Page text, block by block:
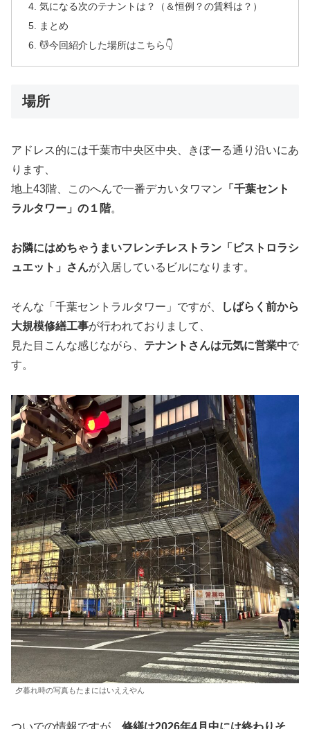
気になる次のテナントは？（＆恒例？の賃料は？）
まとめ
💆今回紹介した場所はこちら👇
場所
アドレス的には千葉市中央区中央、きぼーる通り沿いにあ
ります、
地上43階、このへんで一番デカいタワマン 「千葉セント
ラルタワー」の１階。
お隣にはめちゃうまいフレンチレストラン「ビストロラシ
ュエット」さんが入居しているビルになります。
そんな「千葉セントラルタワー」ですが、
しばらく前から
大規模修繕工事が行われておりまして、
見た目こんな感じながら、 テナントさんは元気に営業中で
す。
夕暮れ時の写真もたまにはいええやん
ついでの情報ですが、 修繕は2026年4月中には終わりそ